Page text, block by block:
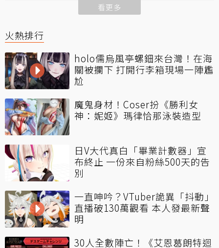
看更多
火熱排行
holo儒烏風亭螺鈿來台灣！在海
關被攔下 打開行李箱現場一陣尷
尬
魔鬼身材！Coser扮《勝利女
神：妮姬》瑪律恰那泳裝造型
日V大代真白「畢業計數器」宣
布終止 一份來自粉絲500天的告
別
一直呻吟？VTuber詭異「抖動」
直播破130萬觀看 本人發最新聲
明
30人全數陣亡！《艾恩葛朗特迴